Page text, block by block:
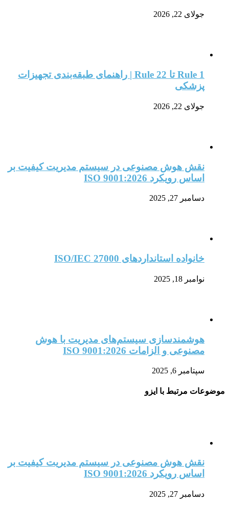
جولای 22, 2026
Rule 1 تا Rule 22 | راهنمای طبقه‌بندی تجهیزات
پزشکی
جولای 22, 2026
نقش هوش مصنوعی در سیستم مدیریت کیفیت بر
اساس رویکرد ISO 9001:2026
دسامبر 27, 2025
خانواده استانداردهای ISO/IEC 27000
نوامبر 18, 2025
هوشمندسازی سیستم‌های مدیریت با هوش
مصنوعی و الزامات ISO 9001:2026
سپتامبر 6, 2025
موضوعات مرتبط با ایزو
نقش هوش مصنوعی در سیستم مدیریت کیفیت بر
اساس رویکرد ISO 9001:2026
دسامبر 27, 2025